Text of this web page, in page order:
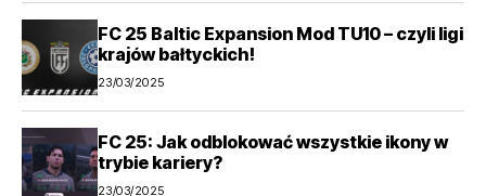
FC 25 Baltic Expansion Mod TU10 – czyli ligi
krajów bałtyckich!
23/03/2025
FC 25: Jak odblokować wszystkie ikony w
trybie kariery?
23/03/2025